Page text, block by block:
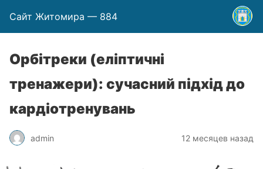
Сайт Житомира — 884
Орбітреки (еліптичні
тренажери): сучасний підхід до
кардіотренувань
admin 12 месяцев назад